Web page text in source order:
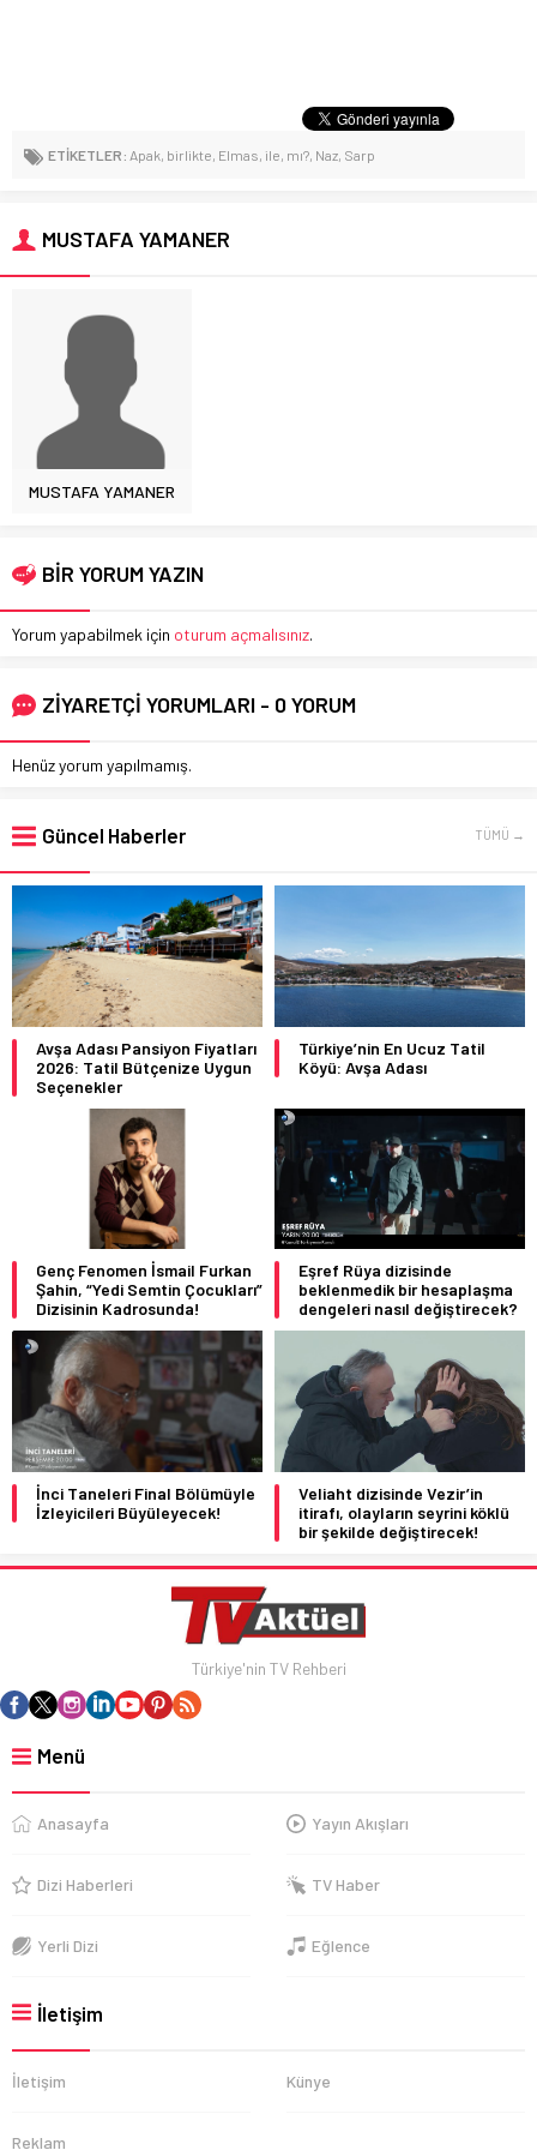
ETİKETLER: Apak, birlikte, Elmas, ile, mı?, Naz, Sarp
MUSTAFA YAMANER
MUSTAFA YAMANER
BİR YORUM YAZIN
Yorum yapabilmek için oturum açmalısınız.
ZİYARETÇİ YORUMLARI - 0 YORUM
Henüz yorum yapılmamış.
Güncel Haberler TÜMÜ →
Avşa Adası Pansiyon Fiyatları
2026: Tatil Bütçenize Uygun
Seçenekler
Türkiye’nin En Ucuz Tatil
Köyü: Avşa Adası
Genç Fenomen İsmail Furkan
Şahin, “Yedi Semtin Çocukları”
Dizisinin Kadrosunda!
Eşref Rüya dizisinde
beklenmedik bir hesaplaşma
dengeleri nasıl değiştirecek?
İnci Taneleri Final Bölümüyle
İzleyicileri Büyüleyecek!
Veliaht dizisinde Vezir’in
itirafı, olayların seyrini köklü
bir şekilde değiştirecek!
Türkiye'nin TV Rehberi
Menü
Anasayfa Yayın Akışları
Dizi Haberleri TV Haber
Yerli Dizi Eğlence
İletişim
İletişim Künye
Reklam